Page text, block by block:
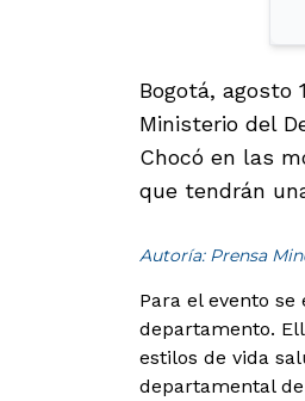
Bogotá, agosto
Ministerio del
Chocó en las
que tendrán
Autoría: Prensa
Para el evento
departamento.
estilos de vida
departamental